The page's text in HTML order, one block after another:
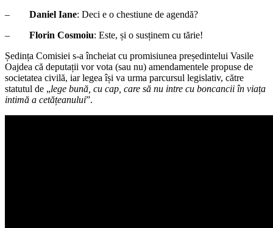
– Daniel Iane: Deci e o chestiune de agendă?
– Florin Cosmoiu: Este, și o susținem cu tărie!
Ședința Comisiei s-a încheiat cu promisiunea președintelui Vasile
Oajdea că deputații vor vota (sau nu) amendamentele propuse de
societatea civilă, iar legea își va urma parcursul legislativ, către
statutul de „lege bună, cu cap, care să nu intre cu boncancii în viața
intimă a cetățeanului”.